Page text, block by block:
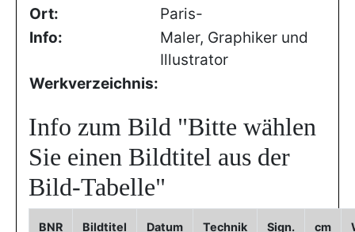
Ort:
Paris-
Info:
Maler, Graphiker und
Illustrator
Werkverzeichnis:
Info zum Bild "Bitte wählen
Sie einen Bildtitel aus der
Bild-Tabelle"
BNR Bildtitel Datum Technik Sign. cm